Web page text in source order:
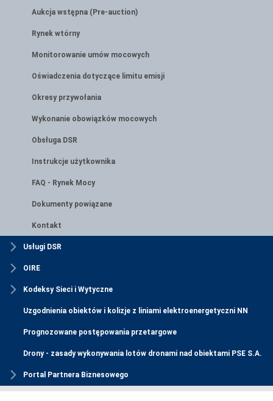
Aukcja wstępna (Pre-auction)
Rynek wtórny
Monitorowanie umów mocowych
Oświadczenia dotyczące limitu emisji
Okresy przywołania
Wykonanie obowiązków mocowych
Obsługa DSR
Instrukcje użytkownika
FAQ - Rynek Mocy
Dokumenty powiązane
Kontakt
Usługi DSR
OIRE
Kodeksy Sieci i Wytyczne
Uzgodnienia obiektów i kolizje z liniami elektroenergetyczni NN
Prognozowane postępowania przetargowe
Drony - zasady wykonywania lotów dronami nad obiektami PSE S.A.
Portal Partnera Biznesowego